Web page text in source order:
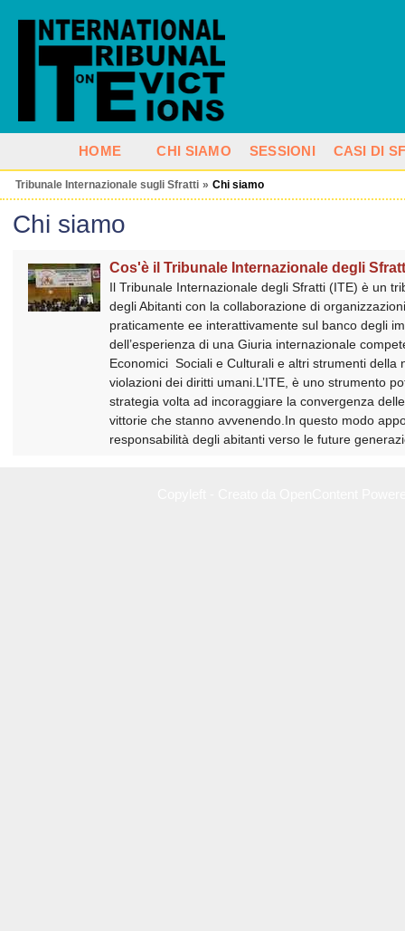
HOME CHI SIAMO SESSIONI CASI DI
Tribunale Internazionale sugli Sfratti » Chi siamo
Chi siamo
Cos'è il Tribunale Internazionale degli
Il Tribunale Internazionale degli Sfratti (ITE) è un
degli Abitanti con la collaborazione di
praticamente ee interattivamente sul banco degli
dell’esperienza di una Giuria internazionale
Economici Sociali e Culturali e altri strumenti
violazioni dei diritti umani.L’ITE, è uno strumento
strategia volta ad incoraggiare la convergenza
vittorie che stanno avvenendo.In questo modo
responsabilità degli abitanti verso le future